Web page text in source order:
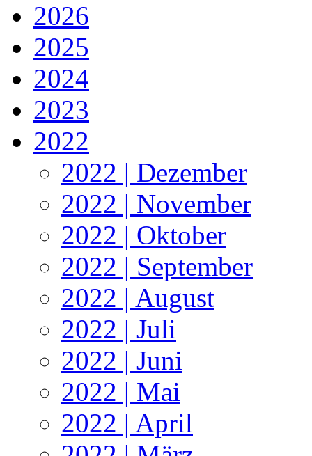
2026
2025
2024
2023
2022
2022 | Dezember
2022 | November
2022 | Oktober
2022 | September
2022 | August
2022 | Juli
2022 | Juni
2022 | Mai
2022 | April